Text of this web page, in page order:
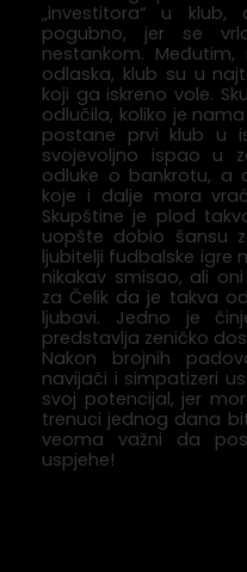
„investitora“ u
pogubno, jer se
nestankom.
odlaska, klub su u
koji ga iskreno vole.
odlučila, koliko je
postane prvi klub u
svojevoljno ispao u
odluke o bankrotu, a
koje i dalje mora
Skupštine je plod
uopšte dobio šansu
ljubitelji fudbalske igre
nikakav smisao, ali
za Čelik da je takva
ljubavi. Jedno je
predstavlja zeničko
Nakon brojnih
navijači i simpatizeri
svoj potencijal, jer
trenuci jednog dana
veoma važni da
uspjehe!